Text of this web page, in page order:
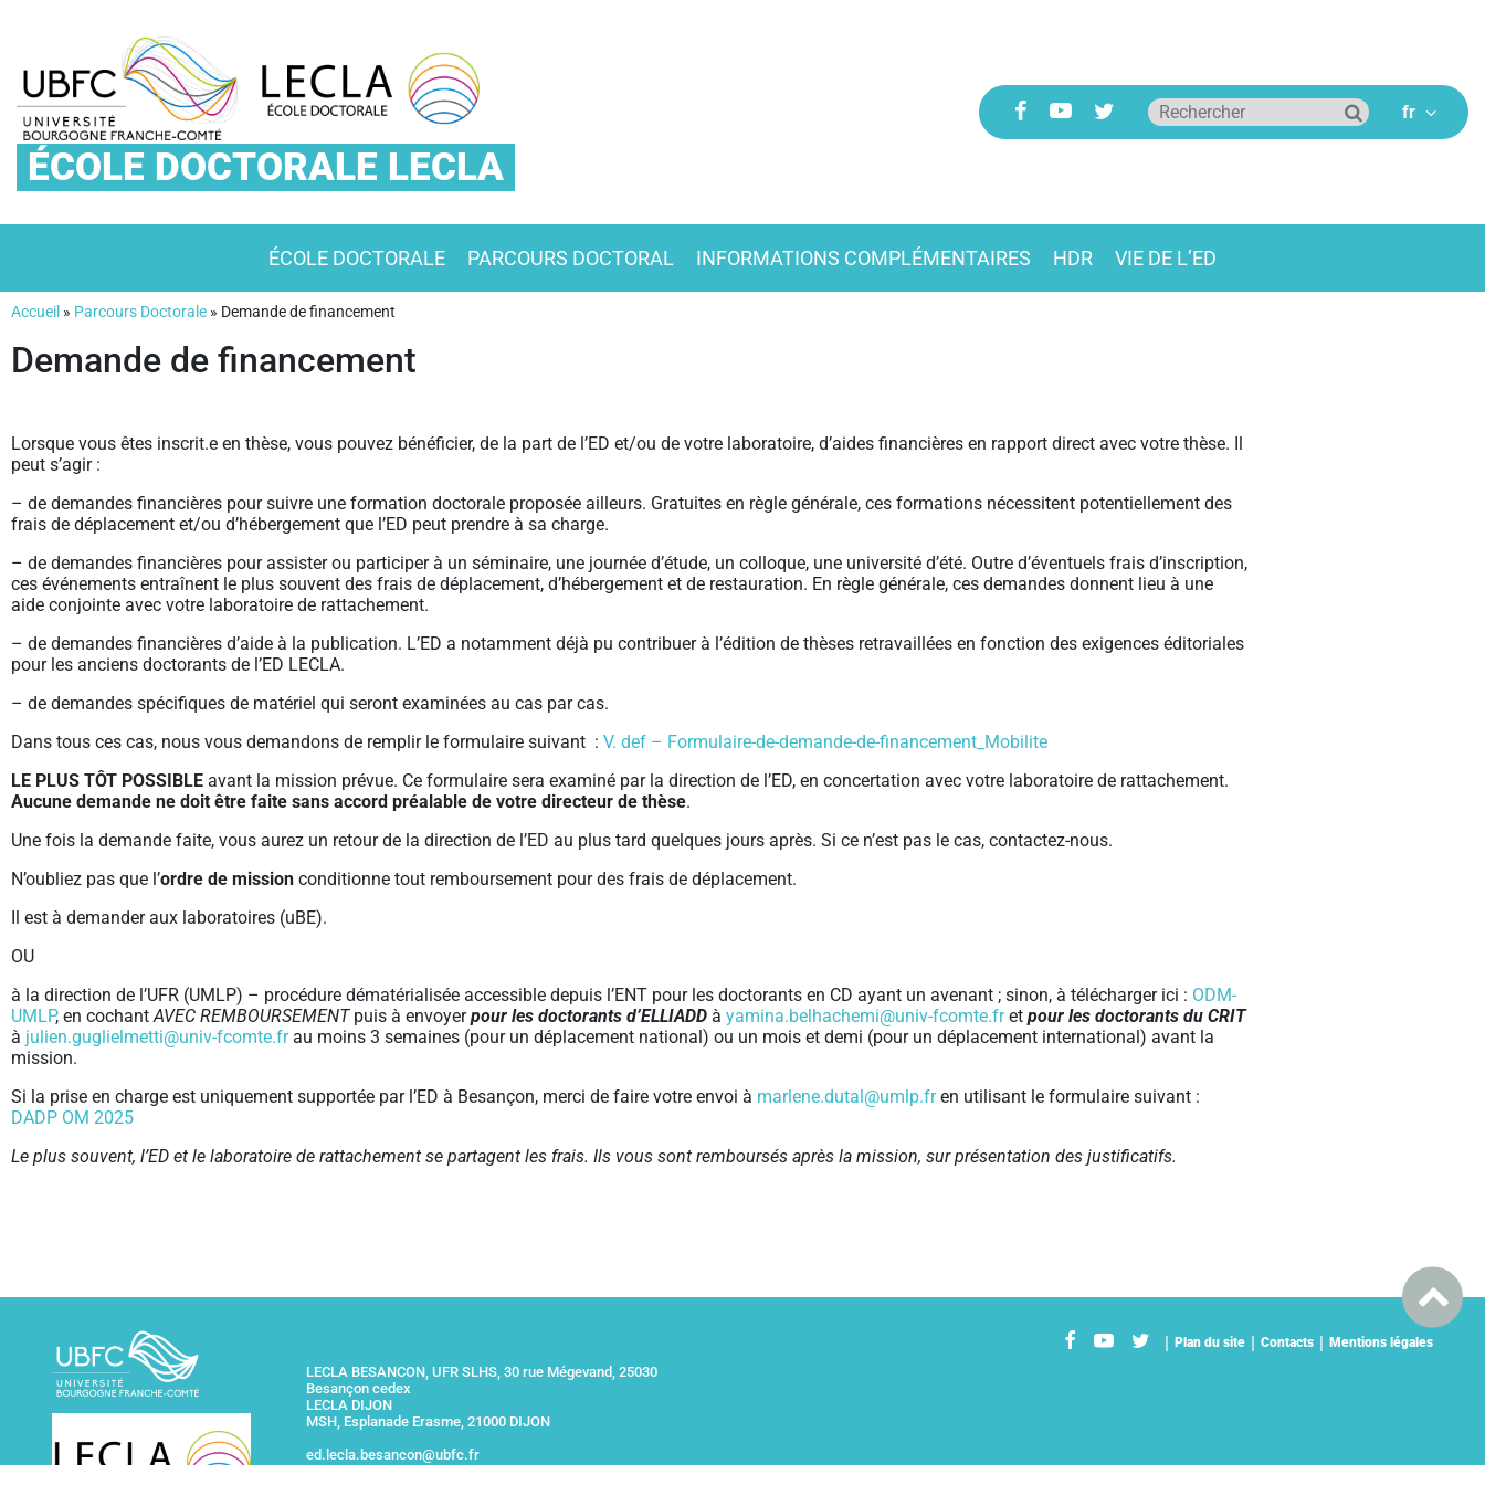
ÉCOLE DOCTORALE LECLA
ÉCOLE DOCTORALE PARCOURS DOCTORAL INFORMATIONS COMPLÉMENTAIRES HDR VIE DE L’ED
Accueil » Parcours Doctorale » Demande de financement
Demande de financement
Lorsque vous êtes inscrit.e en thèse, vous pouvez bénéficier, de la part de l’ED et/ou de votre laboratoire, d’aides financières en rapport direct avec votre thèse. Il
peut s’agir :
– de demandes financières pour suivre une formation doctorale proposée ailleurs. Gratuites en règle générale, ces formations nécessitent potentiellement des
frais de déplacement et/ou d’hébergement que l’ED peut prendre à sa charge.
– de demandes financières pour assister ou participer à un séminaire, une journée d’étude, un colloque, une université d’été. Outre d’éventuels frais d’inscription,
ces événements entraînent le plus souvent des frais de déplacement, d’hébergement et de restauration. En règle générale, ces demandes donnent lieu à une
aide conjointe avec votre laboratoire de rattachement.
– de demandes financières d’aide à la publication. L’ED a notamment déjà pu contribuer à l’édition de thèses retravaillées en fonction des exigences éditoriales
pour les anciens doctorants de l’ED LECLA.
– de demandes spécifiques de matériel qui seront examinées au cas par cas.
Dans tous ces cas, nous vous demandons de remplir le formulaire suivant : V. def – Formulaire-de-demande-de-financement_Mobilite
LE PLUS TÔT POSSIBLE avant la mission prévue. Ce formulaire sera examiné par la direction de l’ED, en concertation avec votre laboratoire de rattachement.
Aucune demande ne doit être faite sans accord préalable de votre directeur de thèse.
Une fois la demande faite, vous aurez un retour de la direction de l’ED au plus tard quelques jours après. Si ce n’est pas le cas, contactez-nous.
N’oubliez pas que l’ordre de mission conditionne tout remboursement pour des frais de déplacement.
Il est à demander aux laboratoires (uBE).
OU
à la direction de l’UFR (UMLP) – procédure dématérialisée accessible depuis l’ENT pour les doctorants en CD ayant un avenant ; sinon, à télécharger ici : ODM-
UMLP, en cochantAVEC REMBOURSEMENTpuis à envoyerpour les doctorants d’ELLIADD à yamina.belhachemi@univ-fcomte.fret pour les doctorants du CRIT
à julien.guglielmetti@univ-fcomte.frau moins 3 semaines (pour un déplacement national) ou un mois et demi (pour un déplacement international) avant la
mission.
Si la prise en charge est uniquement supportée par l’ED à Besançon, merci de faire votre envoi à marlene.dutal@umlp.fren utilisant le formulaire suivant :
DADP OM 2025
Le plus souvent, l’ED et le laboratoire de rattachement se partagent les frais. Ils vous sont remboursés après la mission, sur présentation des justificatifs.
LECLA BESANCON, UFR SLHS, 30 rue Mégevand, 25030
Besançon cedex
LECLA DIJON
MSH, Esplanade Erasme, 21000 DIJON
ed.lecla.besancon@ubfc.fr
Plan du site Contacts Mentions légales